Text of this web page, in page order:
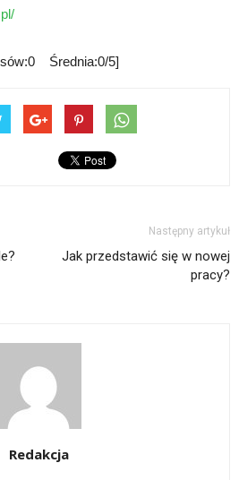
Średnia:0/5]
Następny artykuł
Jak przedstawić się w nowej
pracy?
Redakcja